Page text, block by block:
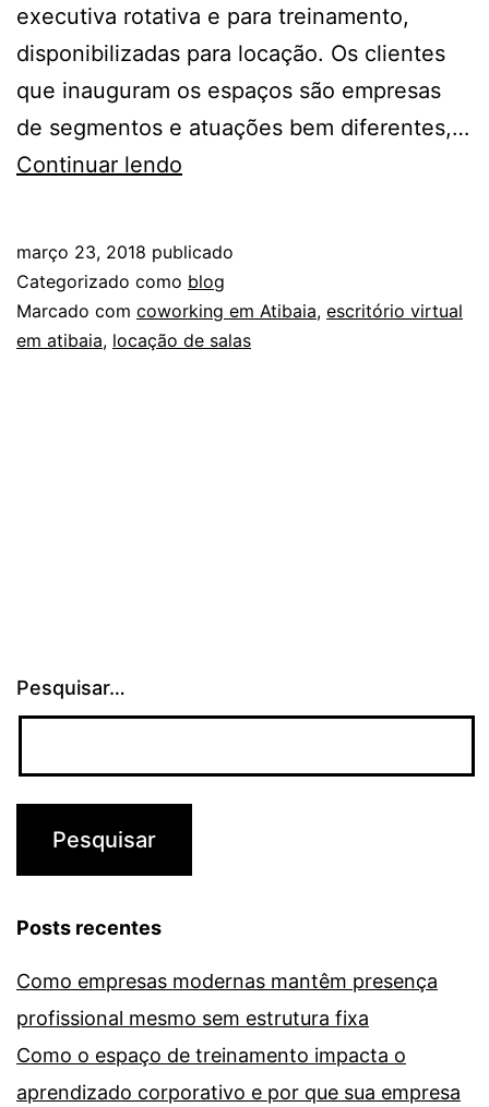
executiva rotativa e para treinamento,
disponibilizadas para locação. Os clientes
que inauguram os espaços são empresas
de segmentos e atuações bem diferentes,…
Continuar lendo
inaugura
dois
produtos
março 23, 2018 publicado
Categorizado como blog
Marcado com coworking em Atibaia, escritório virtual
em atibaia, locação de salas
Pesquisar…
Posts recentes
Como empresas modernas mantêm presença
profissional mesmo sem estrutura fixa
Como o espaço de treinamento impacta o
aprendizado corporativo e por que sua empresa